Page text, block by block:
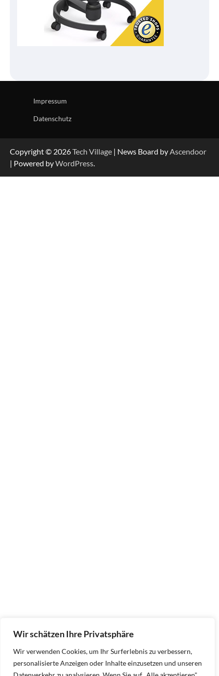
Wir schätzen Ihre Privatsphäre
Wir verwenden Cookies, um Ihr Surferlebnis zu verbessern,
personalisierte Anzeigen oder Inhalte einzusetzen und unseren
Impressum
Datenschutz
Copyright © 2026Tech Village | News Board by Ascendoor
| Powered byWordPress